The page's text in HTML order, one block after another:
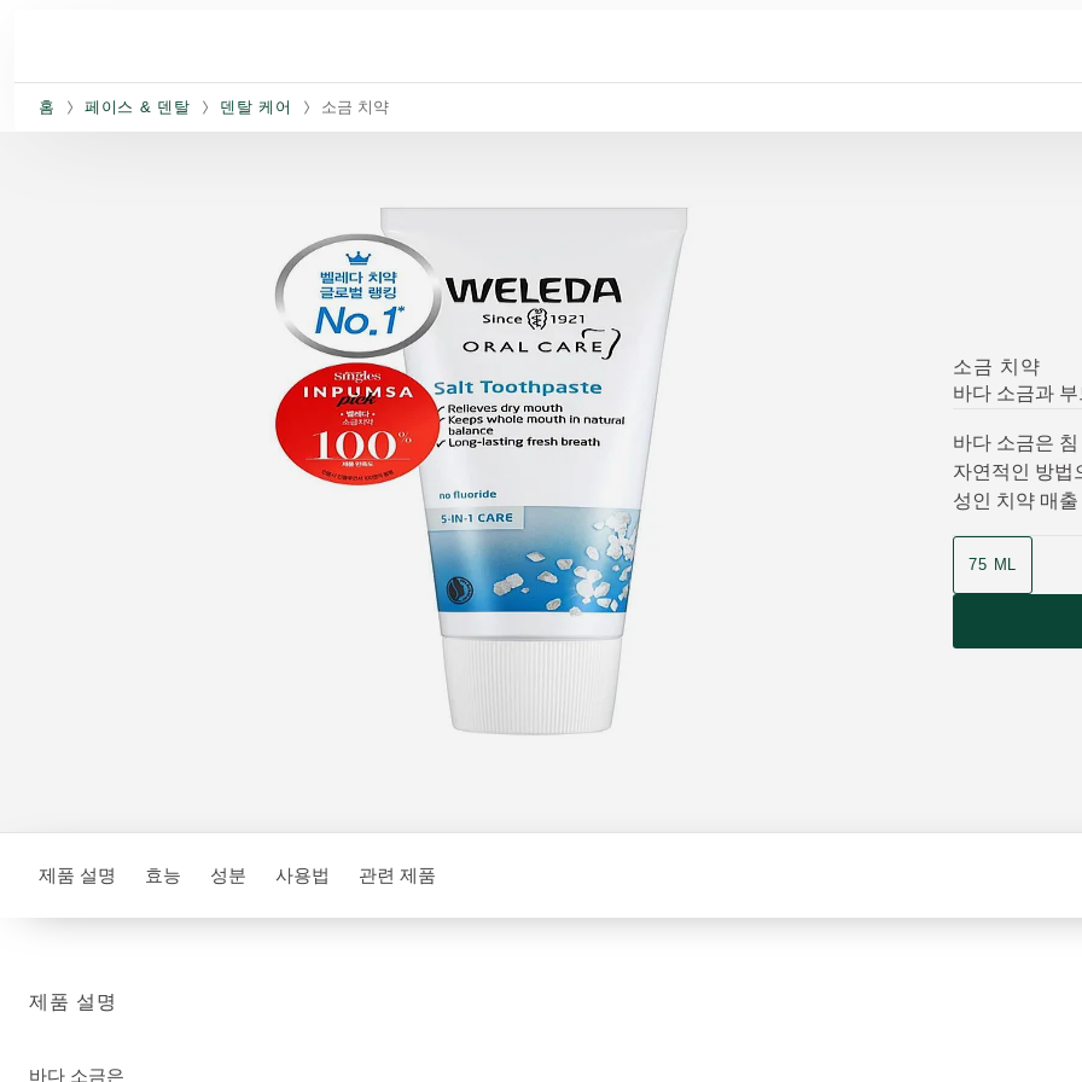
홈 페이스 & 덴탈 덴탈 케어 소금 치약
소금 치약
바다 소금과
바다 소금은
자연적인 방법
성인 치약 매
75 ML
제품 설명 효능 성분 사용법 관련 제품
제품 설명
바다 소금은